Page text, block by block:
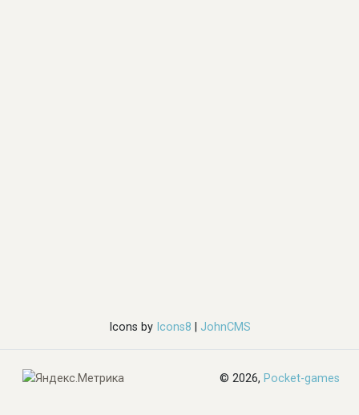
Icons byIcons8 JohnCMS
© 2026, Pocket-games